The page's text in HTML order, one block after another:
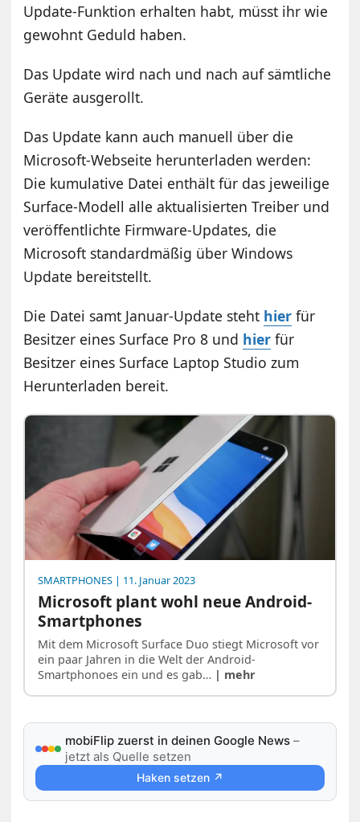
Update-Funktion erhalten habt, müsst ihr wie
gewohnt Geduld haben.
Das Update wird nach und nach auf sämtliche
Geräte ausgerollt.
Das Update kann auch manuell über die
Microsoft-Webseite herunterladen werden:
Die kumulative Datei enthält für das jeweilige
Surface-Modell alle aktualisierten Treiber und
veröffentlichte Firmware-Updates, die
Microsoft standardmäßig über Windows
Update bereitstellt.
Die Datei samt Januar-Update steht hier für
Besitzer eines Surface Pro 8 und hier für
Besitzer eines Surface Laptop Studio zum
Herunterladen bereit.
SMARTPHONES | 11. Januar 2023
Microsoft plant wohl neue Android-
Smartphones
Mit dem Microsoft Surface Duo stiegt Microsoft vor
ein paar Jahren in die Welt der Android-
Smartphonoes ein und es gab… | mehr
mobiFlip zuerst in deinen Google News –
jetzt als Quelle setzen
Haken setzen ↗